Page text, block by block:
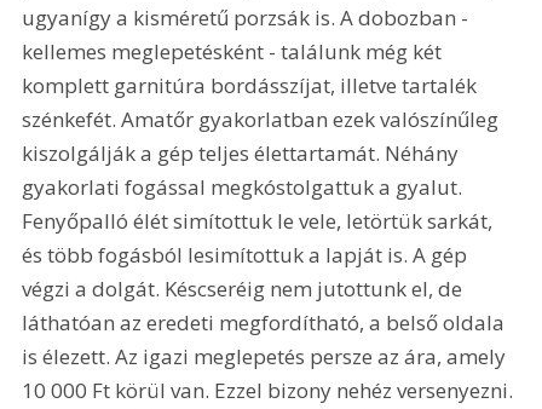
ugyanígy a kisméretű porzsák is. A dobozban -
kellemes meglepetésként - találunk még két
komplett garnitúra bordásszíjat, illetve tartalék
szénkefét. Amatőr gyakorlatban ezek valószínűleg
kiszolgálják a gép teljes élettartamát. Néhány
gyakorlati fogással megkóstolgattuk a gyalut.
Fenyőpalló élét simítottuk le vele, letörtük sarkát,
és több fogásból lesimítottuk a lapját is. A gép
végzi a dolgát. Késcseréig nem jutottunk el, de
láthatóan az eredeti megfordítható, a belső oldala
is élezett. Az igazi meglepetés persze az ára, amely
10 000 Ft körül van. Ezzel bizony nehéz versenyezni.